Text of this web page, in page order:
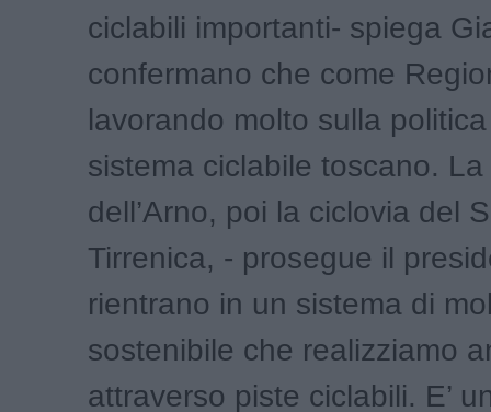
ciclabili importanti- spiega
confermano che come
lavorando molto sulla
sistema ciclabile toscano.
dell’Arno, poi la ciclovia del
Tirrenica, - prosegue il
rientrano in un sistema di
sostenibile che realizziamo
attraverso piste ciclabili. E’